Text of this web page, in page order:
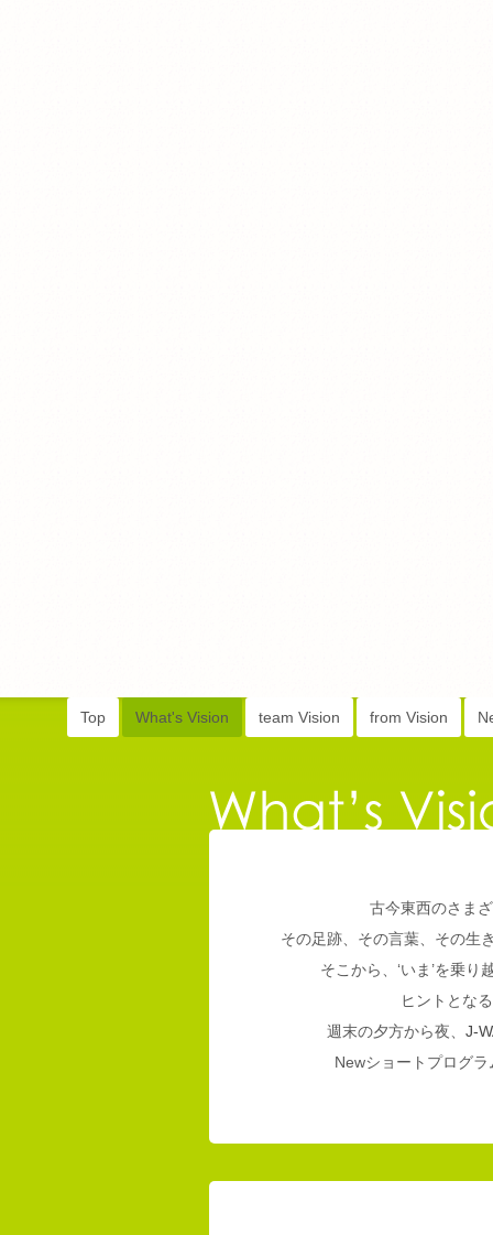
Top What's Vision team Vision from Vision
古今東西のさま
その足跡、その言葉、その生
そこから、‘いま’を乗
ヒントとな
週末の夕方から夜、 J-
Newショートプログ